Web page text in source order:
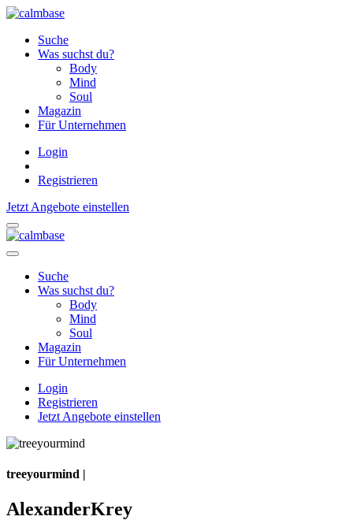
Suche
Was suchst du?
Body
Mind
Soul
Magazin
Für Unternehmen
Login
Registrieren
Jetzt Angebote einstellen
Suche
Was suchst du?
Body
Mind
Soul
Magazin
Für Unternehmen
Login
Registrieren
Jetzt Angebote einstellen
treeyourmind |
AlexanderKrey